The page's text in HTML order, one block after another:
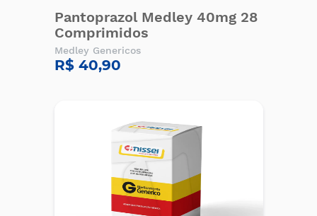
Pantoprazol Medley 40mg 28
Comprimidos
Medley Genericos
R$ 40,90